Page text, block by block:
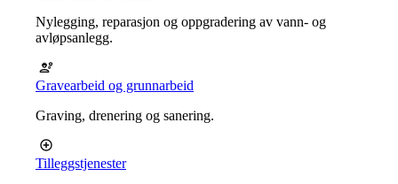
Nylegging, reparasjon og oppgradering av vann- og
avløpsanlegg.
Gravearbeid og grunnarbeid
Graving, drenering og sanering.
Tilleggstjenester